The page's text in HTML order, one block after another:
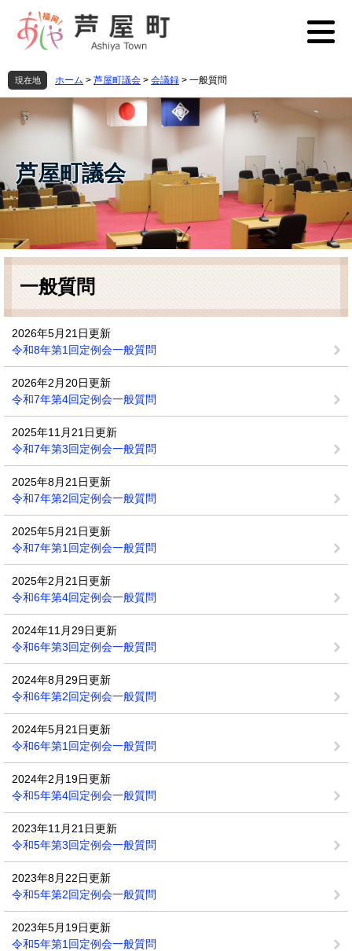
先
頭
す
を
飛
し
へ
現在地 ホーム > 芦屋町議会 > 会議録 > 一般質問
芦屋町議会
本
一般質問
2026年5月21日更新
令和8年第1回定例会一般質問
2026年2月20日更新
令和7年第4回定例会一般質問
2025年11月21日更新
令和7年第3回定例会一般質問
2025年8月21日更新
令和7年第2回定例会一般質問
2025年5月21日更新
令和7年第1回定例会一般質問
2025年2月21日更新
令和6年第4回定例会一般質問
2024年11月29日更新
令和6年第3回定例会一般質問
2024年8月29日更新
令和6年第2回定例会一般質問
2024年5月21日更新
令和6年第1回定例会一般質問
2024年2月19日更新
令和5年第4回定例会一般質問
2023年11月21日更新
令和5年第3回定例会一般質問
2023年8月22日更新
令和5年第2回定例会一般質問
2023年5月19日更新
令和5年第1回定例会一般質問